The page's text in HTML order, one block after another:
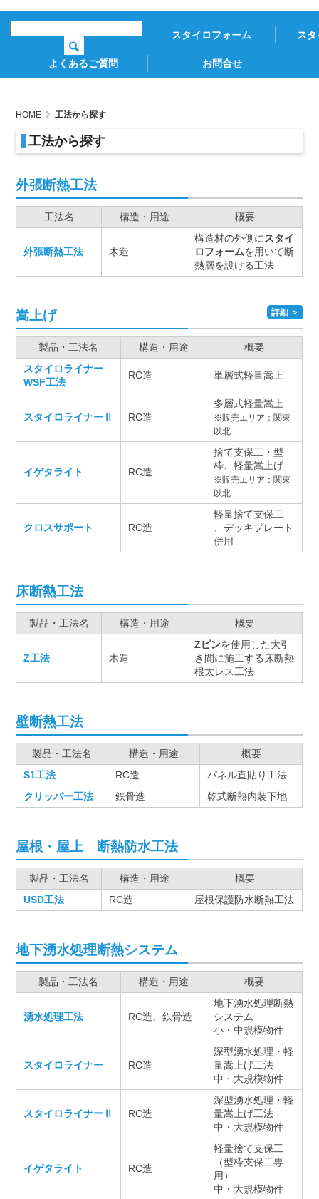
スタイロフォーム ス
よくあるご質問 お問合せ
HOME 工法から探す
工法から探す
外張断熱工法
工法名 構造・用途 概要
外張断熱工法 木造
構造材の外側に スタイ
ロフォームを用いて断
熱層を設ける工法
嵩上げ 詳細 ＞
製品・工法名 構造・用途
概要
スタイロライナー
WSF工法
RC造 単層式軽量嵩上
スタイロライナーⅡ RC造
多層式軽量嵩上
※販売エリア：関東
以北
イゲタライト RC造
捨て支保工・型
枠、軽量嵩上げ
※販売エリア：関東
以北
クロスサポート RC造
軽量捨て支保工
、デッキプレート
併用
床断熱工法
製品・工法名 構造・用途 概要
Z工法 木造
Zピンを使用した大引
き間に施工する床断熱
根太レス工法
壁断熱工法
製品・工法名 構造・用途
概要
S1工法
RC造
パネル直貼り工法
クリッパー工法
鉄骨造 乾式断熱内装下地
屋根・屋上 断熱防水工法
製品・工法名 構造・用途
概要
USD工法
RC造 屋根保護防水断熱工法
地下湧水処理断熱システム
製品・工法名 構造・用途 概要
湧水処理工法 RC造、鉄骨造
地下湧水処理断熱
システム
小・中規模物件
スタイロライナー RC造
深型湧水処理・軽
量嵩上げ工法
中・大規模物件
スタイロライナーⅡ RC造
深型湧水処理・軽
量嵩上げ工法
中・大規模物件
イゲタライト RC造
軽量捨て支保工
（型枠支保工専
用）
中・大規模物件